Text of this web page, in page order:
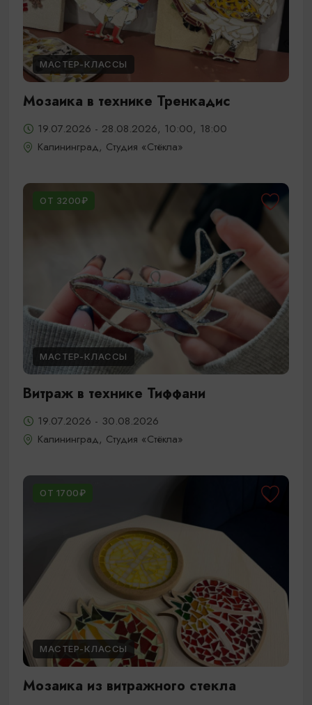
МАСТЕР-КЛАССЫ
Мозаика в технике Тренкадис
19.07.2026 - 28.08.2026, 10:00, 18:00
Калининград, Студия «Стёкла»
ОТ 3200₽
МАСТЕР-КЛАССЫ
Витраж в технике Тиффани
19.07.2026 - 30.08.2026
Калининград, Студия «Стёкла»
ОТ 1700₽
МАСТЕР-КЛАССЫ
Мозаика из витражного стекла